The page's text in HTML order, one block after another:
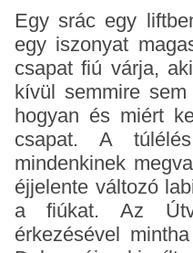
Egy srác egy
egy iszonyat
csapat fiú várja,
kívül semmire
hogyan és miért
csapat. A
mindenkinek
éjjelente változó
a fiúkat.Az
érkezésével